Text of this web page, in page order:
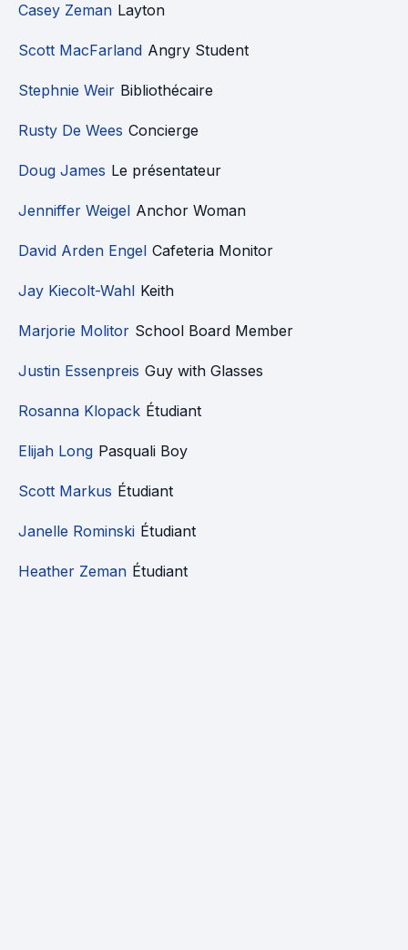
Casey Zeman Layton
Scott MacFarland Angry Student
Stephnie Weir Bibliothécaire
Rusty De Wees Concierge
Doug James Le présentateur
Jenniffer Weigel Anchor Woman
David Arden Engel Cafeteria Monitor
Jay Kiecolt-Wahl Keith
Marjorie Molitor School Board Member
Justin Essenpreis Guy with Glasses
Rosanna Klopack Étudiant
Elijah Long Pasquali Boy
Scott Markus Étudiant
Janelle Rominski Étudiant
Heather Zeman Étudiant